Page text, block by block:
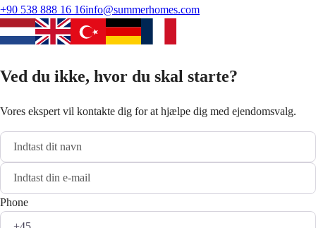
+90 538 888 16 16info@summerhomes.com
Ved du ikke, hvor du skal starte?
Vores ekspert vil kontakte dig for at hjælpe dig med ejendomsvalg.
Phone